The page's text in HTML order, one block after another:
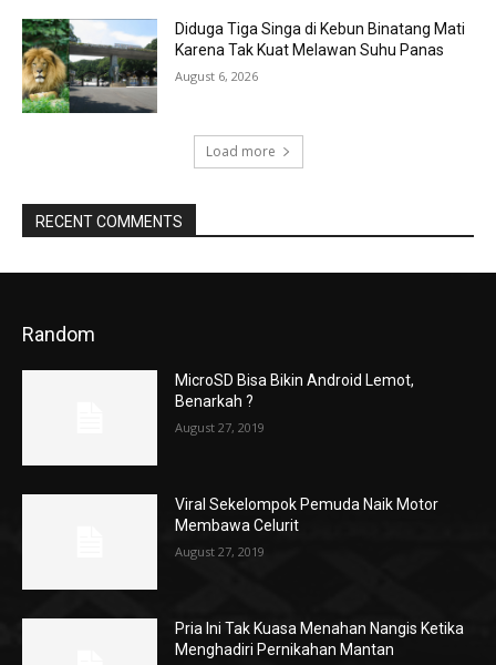
Diduga Tiga Singa di Kebun Binatang Mati
Karena Tak Kuat Melawan Suhu Panas
August 6, 2026
Load more
RECENT COMMENTS
Random
MicroSD Bisa Bikin Android Lemot,
Benarkah ?
August 27, 2019
Viral Sekelompok Pemuda Naik Motor
Membawa Celurit
August 27, 2019
Pria Ini Tak Kuasa Menahan Nangis Ketika
Menghadiri Pernikahan Mantan